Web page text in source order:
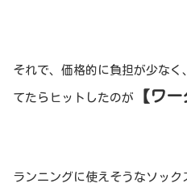
それで、価格的に負担が少な
てたらヒットしたのが 【ワー
ランニングに使えそうなソッ